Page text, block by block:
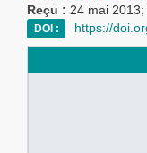
Reçu : 24 mai 2013;
DOI : https://